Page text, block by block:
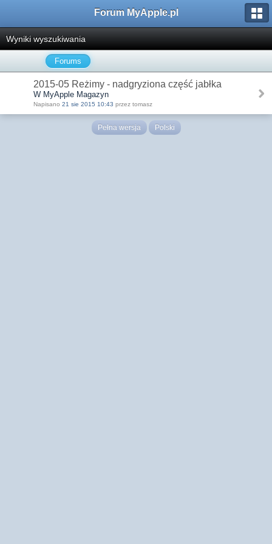
Forum MyApple.pl
Wyniki wyszukiwania
Forums
2015-05 Reżimy - nadgryziona część jabłka
W MyApple Magazyn
Napisano 21 sie 2015 10:43 przez tomasz
Pełna wersja Polski